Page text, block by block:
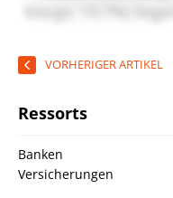
VORHERIGER ARTIKEL
Ressorts
Banken
Versicherungen